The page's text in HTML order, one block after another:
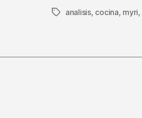
Etiquetas
analisis, cocina, myri,